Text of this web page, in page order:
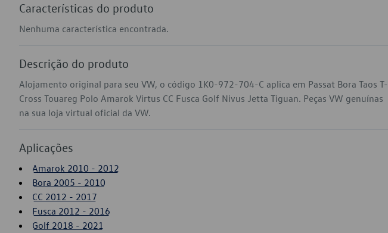
Características do produto
Nenhuma característica encontrada.
Descrição do produto
Alojamento original para seu VW, o código 1K0-972-704-C aplica em Passat Bora Taos T-
Cross Touareg Polo Amarok Virtus CC Fusca Golf Nivus Jetta Tiguan. Peças VW genuínas
na sua loja virtual oficial da VW.
Aplicações
Amarok 2010 - 2012
Bora 2005 - 2010
CC 2012 - 2017
Fusca 2012 - 2016
Golf 2018 - 2021